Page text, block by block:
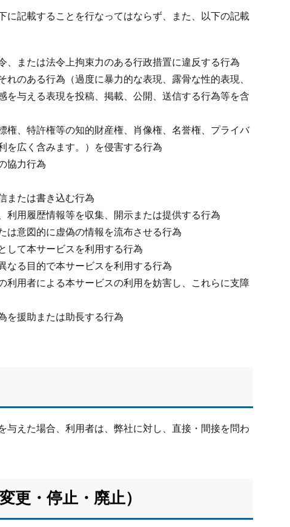
に記載することを行なってはならず、また、以下の記載
、または法令上拘束力のある行政措置に違反する行為
れのある行為（過度に暴力的な表現、露骨な性的表現、
を与える表現を投稿、掲載、公開、送信する行為等を含
権、特許権等の知的財産権、肖像権、名誉権、プライバ
を広く含みます。）を侵害する行為
協力行為
または書き込む行為
利用履歴情報等を収集、開示または提供する行為
は意図的に虚偽の情報を流布させる行為
して本サービスを利用する行為
なる目的で本サービスを利用する行為
利用者による本サービスの利用を妨害し、これらに支障
を援助または助長する行為
与えた場合、利用者は、弊社に対し、直接・間接を問わ
更・停止・廃止）